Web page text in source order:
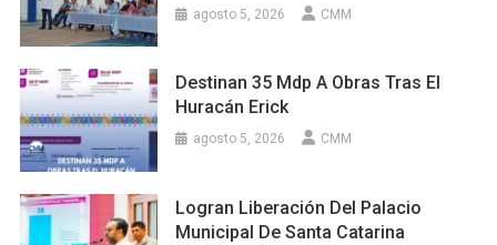
agosto 5, 2026 CMM
Destinan 35 Mdp A Obras Tras El
Huracán Erick
agosto 5, 2026 CMM
Logran Liberación Del Palacio
Municipal De Santa Catarina